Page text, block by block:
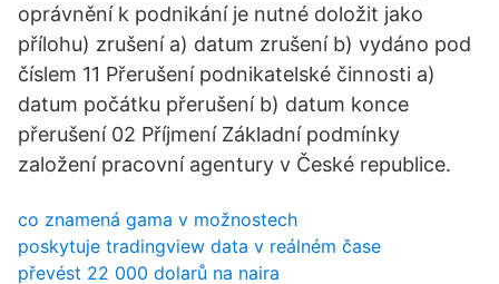
oprávnění k podnikání je nutné doložit jako
přílohu) zrušení a) datum zrušení b) vydáno pod
číslem 11 Přerušení podnikatelské činnosti a)
datum počátku přerušení b) datum konce
přerušení 02 Příjmení Základní podmínky
založení pracovní agentury v České republice.
co znamená gama v možnostech
poskytuje tradingview data v reálném čase
převést 22 000 dolarů na naira